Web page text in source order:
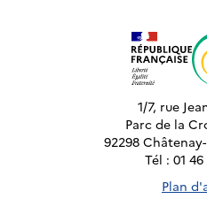
1/7, rue
Parc de la
92298
Tél : 01 46
Plan